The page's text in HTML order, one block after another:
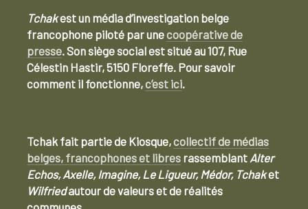
Tchakest un média d’investigation belge
francophone piloté par unecoopérative de
presse. Son siège social est situé au 107, Rue
Célestin Hastir, 5150 Floreffe. Pour savoir
comment il fonctionne,c’est ici.
Tchak fait partie de Kiosque,collectif de médias
belges, francophones et libres rassemblant Alter
Echos, Axelle, Imagine, Le Ligueur, Médor, Tchaket
Wilfriedautour de valeurs et de réalités